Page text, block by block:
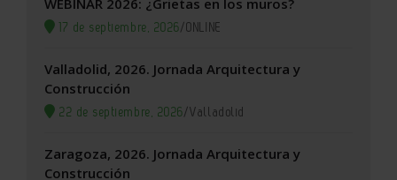
WEBINAR 2026: ¿Grietas en los muros?
17 de septiembre, 2026/ONLINE
Valladolid, 2026. Jornada Arquitectura y
Construcción
22 de septiembre, 2026/Valladolid
Zaragoza, 2026. Jornada Arquitectura y
Construcción